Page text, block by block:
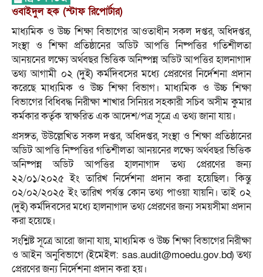
ওবাইদুল হক (স্টাফ রিপোর্টার)
মাধ্যমিক ও উচ্চ শিক্ষা বিভাগের আওতাধীন সকল দপ্তর, অধিদপ্তর,
সংস্থা ও শিক্ষা প্রতিষ্ঠানের অডিট আপত্তি নিষ্পত্তির গতিশীলতা
আনয়নের লক্ষ্যে অর্থবছর ভিত্তিক অনিষ্পন্ন অডিট আপত্তির হালনাগাদ
তথ্য আগামী ০২ (দুই) কর্মদিবসের মধ্যে প্রেরণের নির্দেশনা প্রদান
করেছে মাধ্যমিক ও উচ্চ শিক্ষা বিভাগ। মাধ্যমিক ও উচ্চ শিক্ষা
বিভাগের বিধিবদ্ধ নিরীক্ষা শাখার সিনিয়র সহকারী সচিব অসীম কুমার
কর্মকার কর্তৃক স্বাক্ষরিত এক আদেশ/পত্র সূত্রে এ তথ্য জানা যায়।
প্রসঙ্গত, উউল্লেখিত সকল দপ্তর, অধিদপ্তর, সংস্থা ও শিক্ষা প্রতিষ্ঠানের
অডিট আপত্তি নিষ্পত্তির গতিশীলতা আনয়নের লক্ষ্যে অর্থবছর ভিত্তিক
অনিষ্পন্ন অডিট আপত্তির হালনাগাদ তথ্য প্রেরণের জন্য
২২/০১/২০২৫ ইং তারিখ নির্দেশনা প্রদান করা হয়েছিল। কিন্তু
০২/০২/২০২৫ ইং তারিখ পর্যন্ত কোন তথ্য পাওয়া যায়নি। তাই ০২
(দুই) কর্মদিবসের মধ্যে হালনাগাদ তথ্য প্রেরণের জন্য সময়সীমা প্রদান
করা হয়েছে।
সংশ্লিষ্ট সূত্রে আরো জানা যায়, মাধ্যমিক ও উচ্চ শিক্ষা বিভাগের নিরীক্ষা
ও আইন অনুবিভাগে (ইমেইল: sas.audit@moedu.gov.bd) তথ্য
প্রেরণের জন্য নির্দেশনা প্রদান করা হয়।